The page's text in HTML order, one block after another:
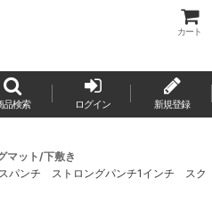
カート
品検索 ログイン 新規登録
マット/下敷き
パンチ ストロングパンチ1インチ スク